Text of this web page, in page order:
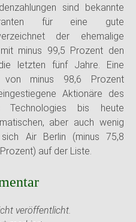
sind bekannte
für eine gute
der ehemalige
minus 99,5 Prozent den
letzten fünf Jahre. Eine
von minus 98,6 Prozent
Aktionäre des
Technologies bis heute
aber auch wenig
Air Berlin (minus 75,8
auf der Liste.
veröffentlicht.